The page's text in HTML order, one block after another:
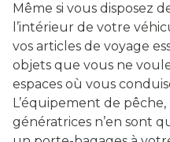
Même si vous disposez
l’intérieur de votre
vos articles de voyage
objets que vous ne
espaces où vous
L’équipement de
génératrices n’en sont